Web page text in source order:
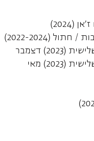
(2024)
(2022-2024)
דצמבר
מאי